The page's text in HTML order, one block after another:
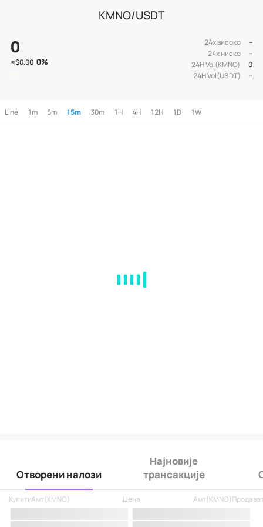
KMNO/USDT
0
≈$0.00 0%
24х високо
--
24х ниско
--
24H Vol(KMNO)
0
24H Vol(USDT)
--
Line 1m 5m 15m 30m 1H 4H 12H 1D 1W
Отворени налози
Најновије
трансакције
КупитиАмт (KMNO) Цена Амт (KMNO)